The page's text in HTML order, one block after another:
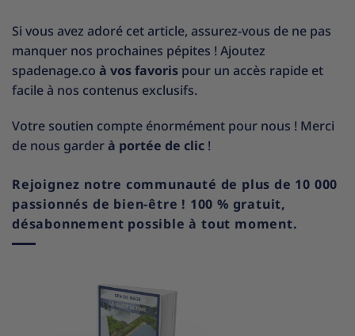
Si vous avez adoré cet article, assurez-vous de ne pas
manquer nos prochaines pépites ! Ajoutez
spadenage.co à vos favoris pour un accès rapide et
facile à nos contenus exclusifs.
Votre soutien compte énormément pour nous ! Merci
de nous garderà portée de clic !
Rejoignez notre communauté de plus de 10 000
passionnés de bien-être ! 100 % gratuit,
désabonnement possible à tout moment.